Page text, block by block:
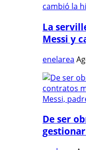
La
Messi y
enelarea
De ser